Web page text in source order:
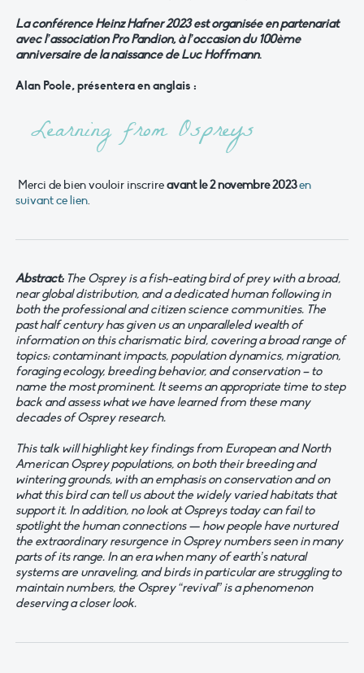
La conférence Heinz Hafner 2023 est organisée en partenariat
avec l’association Pro Pandion, à l’occasion du 100ème
anniversaire de la naissance de Luc Hoffmann.
Alan Poole, présentera en anglais :
Learning from Ospreys
Merci de bien vouloir inscrireavant le 2 novembre 2023en
suivant ce lien.
Abstract: The Osprey is a fish-eating bird of prey with a broad,
near global distribution, and a dedicated human following in
both the professional and citizen science communities. The
past half century has given us an unparalleled wealth of
information on this charismatic bird, covering a broad range of
topics: contaminant impacts, population dynamics, migration,
foraging ecology, breeding behavior, and conservation – to
name the most prominent. It seems an appropriate time to step
back and assess what we have learned from these many
decades of Osprey research.
This talk will highlight key findings from European and North
American Osprey populations, on both their breeding and
wintering grounds, with an emphasis on conservation and on
what this bird can tell us about the widely varied habitats that
support it. In addition, no look at Ospreys today can fail to
spotlight the human connections — how people have nurtured
the extraordinary resurgence in Osprey numbers seen in many
parts of its range. In an era when many of earth’s natural
systems are unraveling, and birds in particular are struggling to
maintain numbers, the Osprey “revival” is a phenomenon
deserving a closer look.